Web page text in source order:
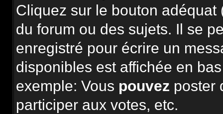
Cliquez sur le bouton
du forum ou des sujets. Il se
enregistré pour écrire un
disponibles est affichée en
exemple: Vous pouvez poster
participer aux votes, etc.